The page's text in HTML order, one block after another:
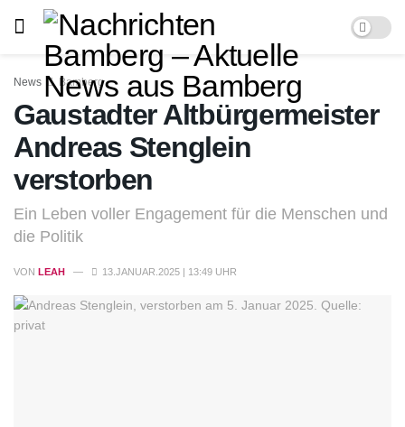
News Bamberg
Gaustadter Altbürgermeister
Andreas Stenglein
verstorben
Ein Leben voller Engagement für die Menschen und
die Politik
VON LEAH 13.JANUAR.2025 | 13:49 UHR